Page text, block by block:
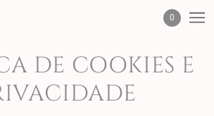
0
DE COOKIES E